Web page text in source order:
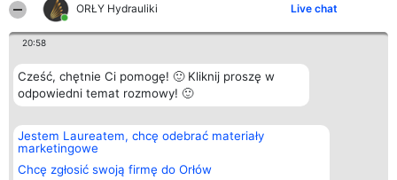
ORŁY Hydrauliki Live chat
20:58
Cześć, chętnie Ci pomogę! 🙂 Kliknij proszę w
odpowiedni temat rozmowy! 🙂
Jestem Laureatem, chcę odebrać materiały
marketingowe
Chcę zgłosić swoją firmę do Orłów
Organizator plebiscytu
Bright Side Solutions sp. z o.
o. sp. k.
ul. Ruska 22
Wrocław 50-079
Plebiscyt
Laureaci
wszystkich
Laureatów
Kontakt
Kontakt